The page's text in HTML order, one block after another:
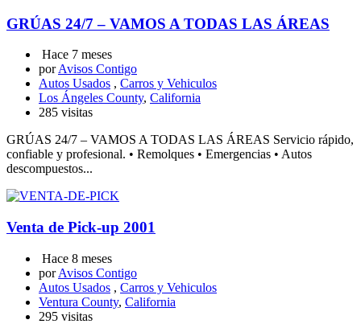
GRÚAS 24/7 – VAMOS A TODAS LAS ÁREAS
Hace 7 meses
porAvisos Contigo
Autos Usados , Carros y Vehiculos
Los Ángeles County, California
285 visitas
GRÚAS 24/7 – VAMOS A TODAS LAS ÁREAS Servicio rápido,
confiable y profesional. • Remolques • Emergencias • Autos
descompuestos...
Venta de Pick-up 2001
Hace 8 meses
porAvisos Contigo
Autos Usados , Carros y Vehiculos
Ventura County, California
295 visitas